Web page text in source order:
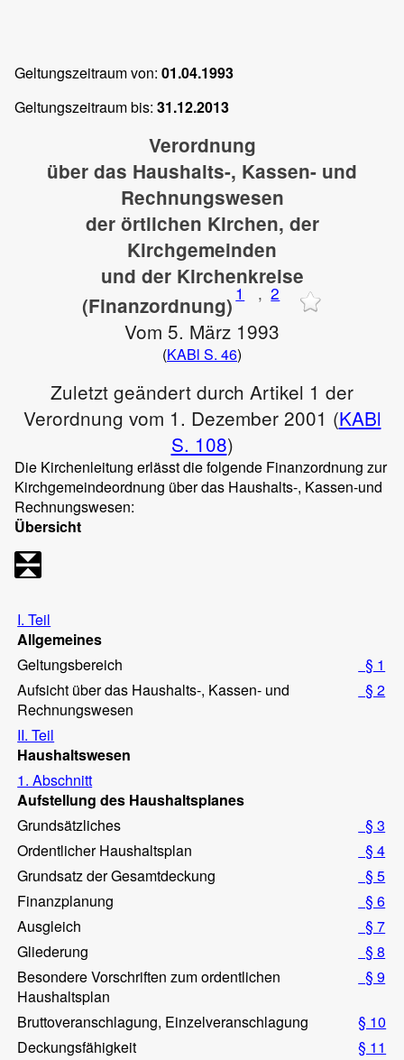
Geltungszeitraum von: 01.04.1993
Geltungszeitraum bis: 31.12.2013
Verordnung
über das Haushalts-, Kassen- und
Rechnungswesen
der örtlichen Kirchen, der
Kirchgemeinden
und der Kirchenkreise
(Finanzordnung) 1 , 2
Vom 5. März 1993
(KABl S. 46)
Zuletzt geändert durch Artikel 1 der
Verordnung vom 1. Dezember 2001 (KABl
S. 108)
Die Kirchenleitung erlässt die folgende Finanzordnung zur
Kirchgemeindeordnung über das Haushalts-, Kassen-und
Rechnungswesen:
Übersicht
I. Teil
Allgemeines
Geltungsbereich
§ 1
Aufsicht über das Haushalts-, Kassen- und
Rechnungswesen
§ 2
II. Teil
Haushaltswesen
1. Abschnitt
Aufstellung des Haushaltsplanes
Grundsätzliches
§ 3
Ordentlicher Haushaltsplan
§ 4
Grundsatz der Gesamtdeckung
§ 5
Finanzplanung
§ 6
Ausgleich
§ 7
Gliederung
§ 8
Besondere Vorschriften zum ordentlichen
Haushaltsplan
§ 9
Bruttoveranschlagung, Einzelveranschlagung
§ 10
Deckungsfähigkeit
§ 11